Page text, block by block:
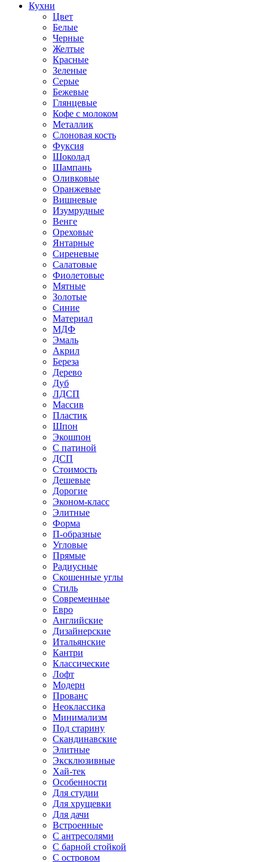
Кухни
Цвет
Белые
Черные
Желтые
Красные
Зеленые
Серые
Бежевые
Глянцевые
Кофе с молоком
Металлик
Слоновая кость
Фуксия
Шоколад
Шампань
Оливковые
Оранжевые
Вишневые
Изумрудные
Венге
Ореховые
Янтарные
Сиреневые
Салатовые
Фиолетовые
Мятные
Золотые
Синие
Материал
МДФ
Эмаль
Акрил
Береза
Дерево
Дуб
ЛДСП
Массив
Пластик
Шпон
Экошпон
С патиной
ДСП
Стоимость
Дешевые
Дорогие
Эконом-класс
Элитные
Форма
П-образные
Угловые
Прямые
Радиусные
Скошенные углы
Стиль
Современные
Евро
Английские
Дизайнерские
Итальянские
Кантри
Классические
Лофт
Модерн
Прованс
Неоклассика
Минимализм
Под старину
Скандинавские
Элитные
Эксклюзивные
Хай-тек
Особенности
Для студии
Для хрущевки
Для дачи
Встроенные
С антресолями
С барной стойкой
С островом